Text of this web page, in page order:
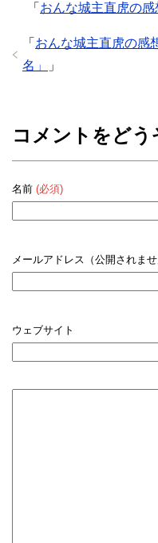
「 おんな城主直虎の感
「 おんな城主直虎の感
名」
」
コメントをどう
名前 (必須)
メールアドレス（公開されませ
ウェブサイト